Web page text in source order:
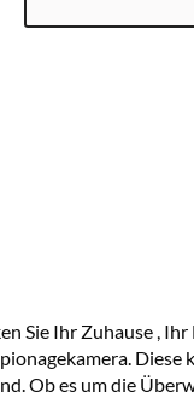
Sie Ihr Zuhause , Ihr
Ob es um die